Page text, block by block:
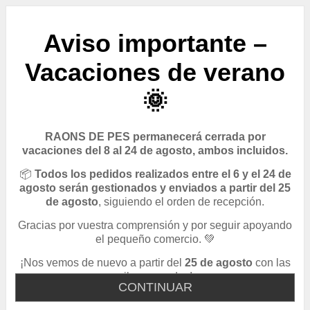
CONTINUAR
Aviso importante –
Vacaciones de verano
🌞
RAONS DE PES permanecerá cerrada por
vacaciones del 8 al 24 de agosto, ambos incluidos.
📦 Todos los pedidos realizados entre el 6 y el 24 de
agosto serán gestionados y enviados a partir del 25
de agosto, siguiendo el orden de recepción.
Gracias por vuestra comprensión y por seguir apoyando
el pequeño comercio. 💚
¡Nos vemos de nuevo a partir del 25 de agosto con las
pilas cargadas!